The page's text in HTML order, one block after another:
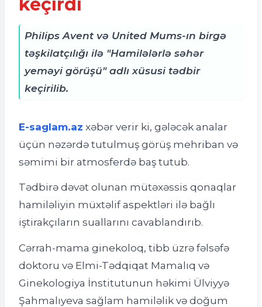
Philips Avent və United Mums-ın birgə
təşkilatçılığı ilə "Hamilələrlə səhər
yeməyi görüşü" adlı xüsusi tədbir
keçirilib.
E-saglam.az xəbər verir ki, gələcək analar
üçün nəzərdə tutulmuş görüş mehriban və
səmimi bir atmosferdə baş tutub.
Tədbirə dəvət olunan mütəxəssis qonaqlar
hamiləliyin müxtəlif aspektləri ilə bağlı
iştirakçıların suallarını cavablandırıb.
Cərrah-mama ginekoloq, tibb üzrə fəlsəfə
doktoru və Elmi-Tədqiqat Mamalıq və
Ginekologiya İnstitutunun həkimi Ülviyyə
Şahmalıyeva sağlam hamiləlik və doğum